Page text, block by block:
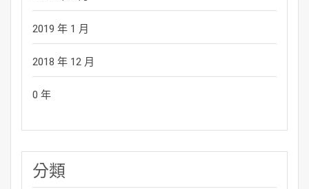
2019 年 1 月
2018 年 12 月
0 年
分類